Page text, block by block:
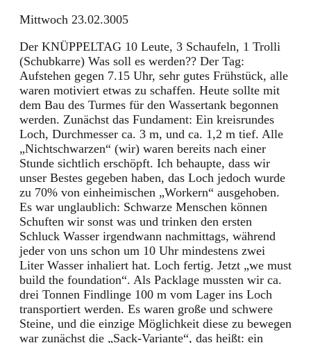
Mittwoch 23.02.3005
Der KNÜPPELTAG 10 Leute, 3 Schaufeln, 1 Trolli
(Schubkarre) Was soll es werden?? Der Tag:
Aufstehen gegen 7.15 Uhr, sehr gutes Frühstück, alle
waren motiviert etwas zu schaffen. Heute sollte mit
dem Bau des Turmes für den Wassertank begonnen
werden. Zunächst das Fundament: Ein kreisrundes
Loch, Durchmesser ca. 3 m, und ca. 1,2 m tief. Alle
„Nichtschwarzen“ (wir) waren bereits nach einer
Stunde sichtlich erschöpft. Ich behaupte, dass wir
unser Bestes gegeben haben, das Loch jedoch wurde
zu 70% von einheimischen „Workern“ ausgehoben.
Es war unglaublich: Schwarze Menschen können
Schuften wir sonst was und trinken den ersten
Schluck Wasser irgendwann nachmittags, während
jeder von uns schon um 10 Uhr mindestens zwei
Liter Wasser inhaliert hat. Loch fertig. Jetzt „we must
build the foundation“. Als Packlage mussten wir ca.
drei Tonnen Findlinge 100 m vom Lager ins Loch
transportiert werden. Es waren große und schwere
Steine, und die einzige Möglichkeit diese zu bewegen
war zunächst die „Sack-Variante“, das heißt: ein